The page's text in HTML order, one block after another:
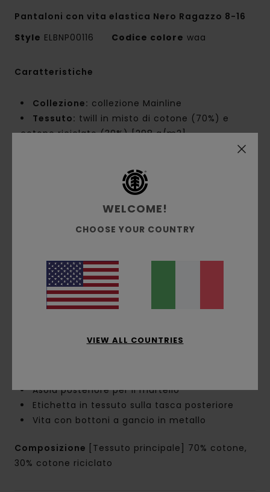
Pantaloni con vita elastica Nero Ragazzo 8-16
Style ELBNP00116 Codice colore waa
Caratteristiche
Collezione: collezione Mainline
Tessuto: twill in misto di cotone (70%) e
cotone riciclato (30%) [298 g/m2]
patta con cerniera
chiusura con bottone
cavallo regular
Misura del ginocchio:
Apertura della gamba:
Tasche:tasca nella cucitura laterale con
Marcatura:etichetta Element accavallata
Asola posteriore per il martello
Etichetta in tessuto sulla tasca posteriore
Vita con bottoni a gancio in metallo
Composizione
[Tessuto principale] 70% cotone,
30% cotone riciclato
WELCOME!
CHOOSE YOUR COUNTRY
VIEW ALL COUNTRIES